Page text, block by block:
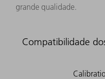
grande qualidade.
Compatibilidade